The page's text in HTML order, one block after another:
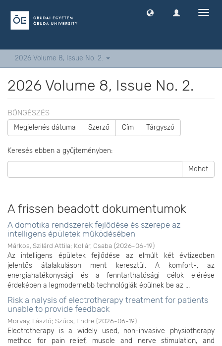
2026 Volume 8, Issue No. 2.
2026 Volume 8, Issue No. 2.
BÖNGÉSZÉS
Megjelenés dátuma Szerző Cím Tárgyszó
Keresés ebben a gyűjteményben:
Mehet
A frissen beadott dokumentumok
A domotika rendszerek fejlődése és szerepe az
intelligens épületek működésében
Márkos, Szilárd Attila; Kollár, Csaba (2026-06-19)
Az intelligens épületek fejlődése az elmúlt két évtizedben
jelentős átalakuláson ment keresztül. A komfort-, az
energiahatékonysági és a fenntarthatósági célok elérése
érdekében a legmodernebb technológiák épülnek be az ...
Risk a nalysis of electrotherapy treatment for patients
unable to provide feedback
Morvay, László; Szűcs, Endre (2026-06-19)
Electrotherapy is a widely used, non-invasive physiotherapy
method for pain relief, muscle and nerve stimulation, and